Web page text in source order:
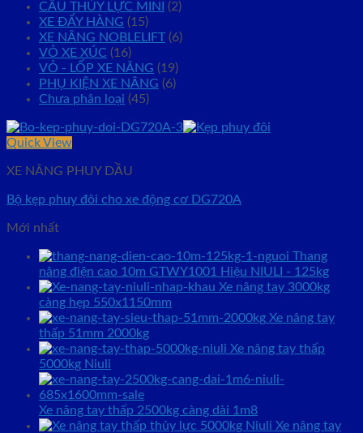
CẨU THỦY LỰC MINI
(2)
XE ĐẨY HÀNG (15)
XE NÂNG NOBLELIFT (6)
VỎ XE XÚC (16)
VỎ - LỐP XE NÂNG (19)
PHỤ KIỆN XE NÂNG (6)
Chưa phân loại (45)
Quick View
XE NÂNG PHUY DẦU
Bộ kẹp phuy đôi cho xe động cơ DG720A
Mới nhất
Thang
nâng điện cao 10m GTWY1001 Hiệu NIULI - 125kg
Xe nâng tay 3000kg
càng hẹp 550x1150mm
Xe nâng tay
thấp 51mm 2000kg
Xe nâng tay thấp
5000kg Niuli
Xe nâng tay thấp 2500kg càng dài 1m8
Xe nâng tay